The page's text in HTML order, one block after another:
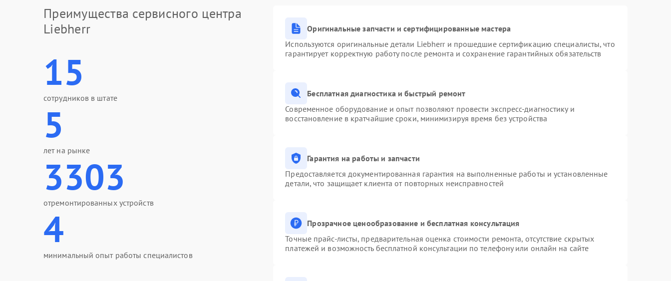
Преимущества сервисного центра
Liebherr
15
сотрудников в штате
5
лет на рынке
3303
отремонтированных устройств
4
минимальный опыт работы специалистов
Оригинальные запчасти и сертифицированные мастера
Используются оригинальные детали Liebherr и прошедшие сертификацию специалисты, что
гарантирует корректную работу после ремонта и сохранение гарантийных обязательств
Бесплатная диагностика и быстрый ремонт
Современное оборудование и опыт позволяют провести экспресс-диагностику и
восстановление в кратчайшие сроки, минимизируя время без устройства
Гарантия на работы и запчасти
Предоставляется документированная гарантия на выполненные работы и установленные
детали, что защищает клиента от повторных неисправностей
Прозрачное ценообразование и бесплатная консультация
Точные прайс-листы, предварительная оценка стоимости ремонта, отсутствие скрытых
платежей и возможность бесплатной консультации по телефону или онлайн на сайте